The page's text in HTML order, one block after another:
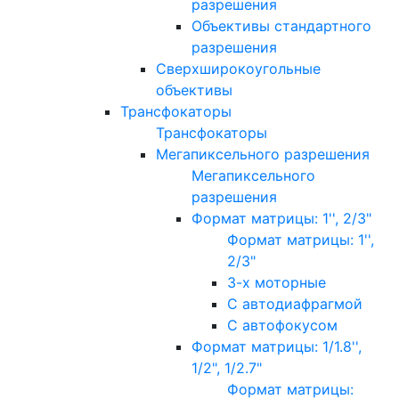
разрешения
Объективы стандартного
разрешения
Сверхширокоугольные
объективы
Трансфокаторы
Трансфокаторы
Мегапиксельного разрешения
Мегапиксельного
разрешения
Формат матрицы: 1'', 2/3"
Формат матрицы: 1'',
2/3"
3-х моторные
С автодиафрагмой
С автофокусом
Формат матрицы: 1/1.8'',
1/2", 1/2.7"
Формат матрицы: